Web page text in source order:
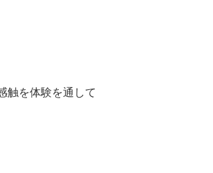
触を体験を通して